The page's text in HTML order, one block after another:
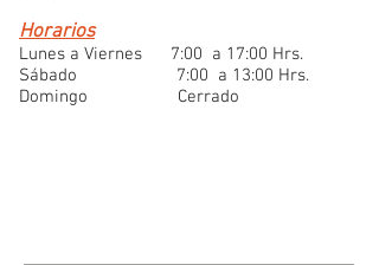
Horarios
Lunes a Viernes 7:00 a 17:00 Hrs.
Sábado 7:00 a 13:00 Hrs.
Domingo Cerrado